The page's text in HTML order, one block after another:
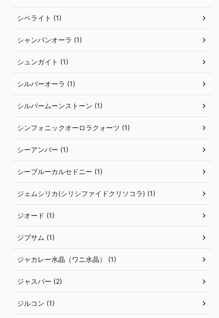
シベライト (1)
シャンパンオーラ (1)
シュンガイト (1)
シルバーオーラ (1)
シルバームーンストーン (1)
シンフォニックオーロラクォーツ (1)
シーアンバー (1)
シーブルーカルセドニー (1)
ジェムシリカ(シリシファイドクリソコラ) (1)
ジオード (1)
ジプサム (1)
ジャカレー水晶（ワニ水晶） (1)
ジャスパー (2)
ジルコン (1)